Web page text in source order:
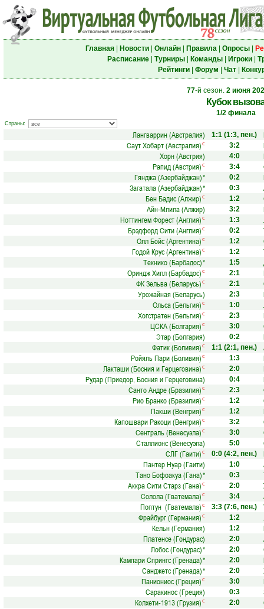
Главная| Новости| Онлайн| Правила| Опросы|
Расписание| Турниры| Команды| Игроки|
Рейтинги| Форум Чат|
77-й сезон. 2 июня
Кубок
1/2 финала
Страны:
Лангваррин (Австралия) 1:1 (1:3, пен.)
Саут Хобарт (Австралия) с 3:2
Хорн (Австрия)
4:0
Рапид (Австрия) с 3:4
Гянджа (Азербайджан)* 0:2
Загатала (Азербайджан)* 0:3
Бен Бадис (Алжир) с 1:2
Айн-Млила (Алжир)
3:2
Ноттингем Форест (Англия) с 1:3
Брэдфорд Сити (Англия) с 0:2
Олл Бойс (Аргентина) с 1:2
Годой Крус (Аргентина) с 1:2
Текнико (Барбадос)* 1:5
Ориндж Хилл (Барбадос) с 2:1
ФК Зельва (Беларусь) с 2:1
Урожайная (Беларусь)
2:3
Ольса (Бельгия) с 1:0
Хогстратен (Бельгия) с 2:3
ЦСКА (Болгария) с 3:0
Этар (Болгария)
0:2
Фатик (Боливия) с 1:1 (2:1, пен.)
Ройяль Пари (Боливия) с 1:3
Лакташи (Босния и Герцеговина) с 2:0
Рудар (Приедор, Босния и Герцеговина)
0:4
Санто Андре (Бразилия) с 2:3
Рио Бранко (Бразилия) с 1:2
Пакши (Венгрия) с 1:2
Капошвари Ракоци (Венгрия) с 3:2
Сентраль (Венесуэла) с 3:0
Сталлионс (Венесуэла)
5:0
СЛГ (Гаити) с 0:0 (4:2, пен.)
Пантер Нуар (Гаити)
1:0
Тано Бофоакуа (Гана)* 0:3
Аккра Сити Старз (Гана) с 2:0
Солола (Гватемала) с 3:4
Поптун (Гватемала) с 3:3 (7:6, пен.)
Фрайбург (Германия) с 1:2
Кельн (Германия)
1:2
Платенсе (Гондурас)
2:0
Лобос (Гондурас)* 2:0
Кампари Спрингс (Гренада)* 2:0
Санджетс (Гренада)* 2:0
Паниониос (Греция) с 3:0
Саракинос (Греция)
0:3
Колхети-1913 (Грузия) с 2:0